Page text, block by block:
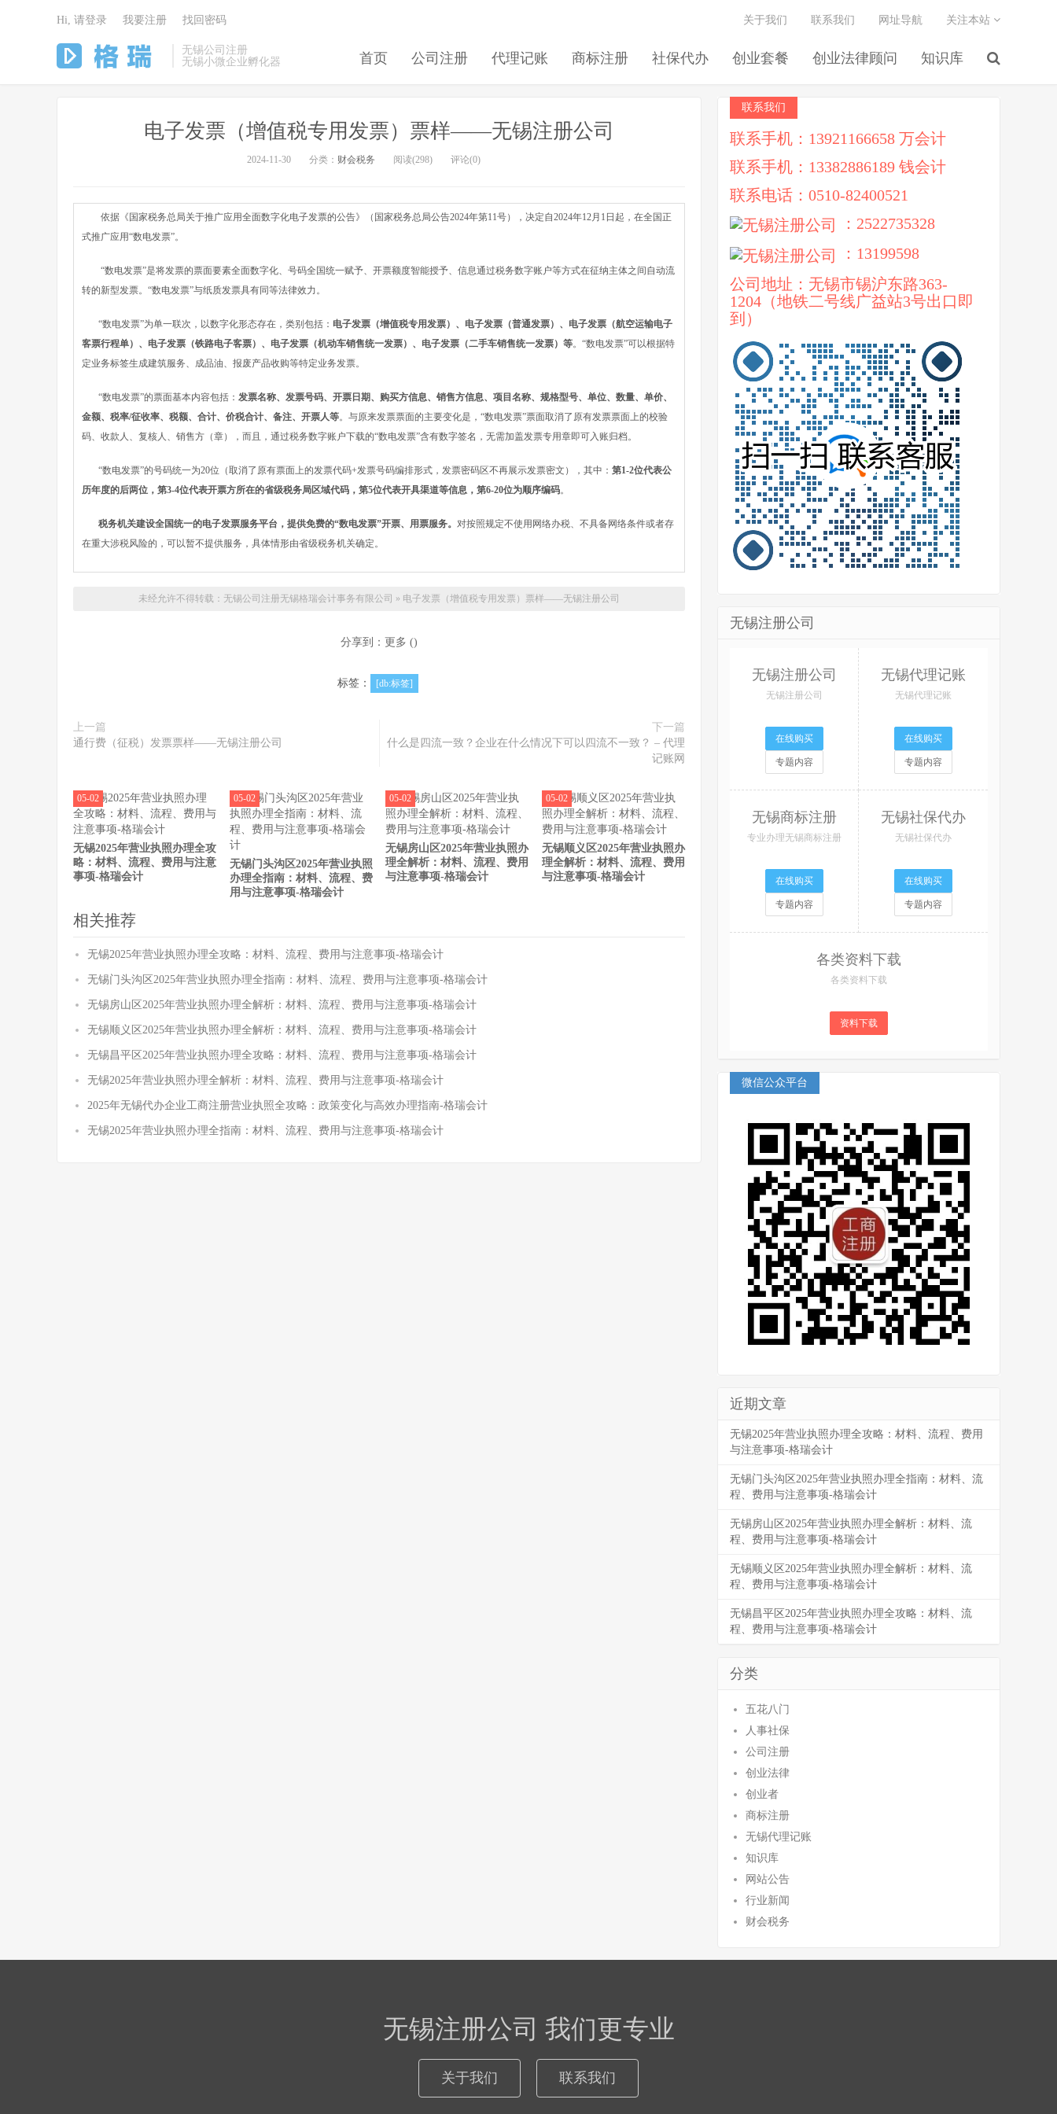
无锡公司注册
无锡小微企业孵化器
首页 公司注册 代理记账 商标注册 社保代办 创业套餐 创业法律顾问 知识库
关于我们 联系我们 网址导航 关注本站
Hi, 请登录 我要注册 找回密码
电子发票（增值税专用发票）票样——无锡注册公司
2024-11-30 分类： 财会税务 阅读(298) 评论(0)
依据《国家税务总局关于推广应用全面数字化电子发票的公告》（国家税务总局公告2024年第11号），决定自2024年12月1日起，在全国正
式推广应用“数电发票”。
“数电发票”是将发票的票面要素全面数字化、号码全国统一赋予、开票额度智能授予、信息通过税务数字账户等方式在征纳主体之间自动流
转的新型发票。“数电发票”与纸质发票具有同等法律效力。
“数电发票”为单一联次，以数字化形态存在，类别包括： 电子发票（增值税专用发票）、电子发票（普通发票）、电子发票（航空运输电子
客票行程单）、电子发票（铁路电子客票）、电子发票（机动车销售统一发票）、电子发票（二手车销售统一发票）等。“数电发票”可以根据特
定业务标签生成建筑服务、成品油、报废产品收购等特定业务发票。
“数电发票”的票面基本内容包括： 发票名称、发票号码、开票日期、购买方信息、销售方信息、项目名称、规格型号、单位、数量、单价、
金额、税率/征收率、税额、合计、价税合计、备注、开票人等。与原来发票票面的主要变化是，“数电发票”票面取消了原有发票票面上的校验
码、收款人、复核人、销售方（章），而且，通过税务数字账户下载的“数电发票”含有数字签名，无需加盖发票专用章即可入账归档。
“数电发票”的号码统一为20位（取消了原有票面上的发票代码+发票号码编排形式，发票密码区不再展示发票密文），其中： 第1-2位代表公
历年度的后两位，第3-4位代表开票方所在的省级税务局区域代码，第5位代表开具渠道等信息，第6-20位为顺序编码。
税务机关建设全国统一的电子发票服务平台，提供免费的“数电发票”开票、用票服务。 对按照规定不使用网络办税、不具备网络条件或者存
在重大涉税风险的，可以暂不提供服务，具体情形由省级税务机关确定。
未经允许不得转载：无锡公司注册无锡格瑞会计事务有限公司 » 电子发票（增值税专用发票）票样——无锡注册公司
分享到： 更多 ()
标签： [db:标签]
上一篇
通行费（征税）发票票样——无锡注册公司
下一篇
什么是四流一致？企业在什么情况下可以四流不一致？ – 代理
记账网
无锡2025年营业执照办理全攻
略：材料、流程、费用与注意
事项-格瑞会计
05-02
无锡门头沟区2025年营业执照
办理全指南：材料、流程、费
用与注意事项-格瑞会计
05-02
无锡房山区2025年营业执照办
理全解析：材料、流程、费用
与注意事项-格瑞会计
05-02
无锡顺义区2025年营业执照办
理全解析：材料、流程、费用
与注意事项-格瑞会计
05-02
相关推荐
无锡2025年营业执照办理全攻略：材料、流程、费用与注意事项-格瑞会计
无锡门头沟区2025年营业执照办理全指南：材料、流程、费用与注意事项-格瑞会计
无锡房山区2025年营业执照办理全解析：材料、流程、费用与注意事项-格瑞会计
无锡顺义区2025年营业执照办理全解析：材料、流程、费用与注意事项-格瑞会计
无锡昌平区2025年营业执照办理全攻略：材料、流程、费用与注意事项-格瑞会计
无锡2025年营业执照办理全解析：材料、流程、费用与注意事项-格瑞会计
2025年无锡代办企业工商注册营业执照全攻略：政策变化与高效办理指南-格瑞会计
无锡2025年营业执照办理全指南：材料、流程、费用与注意事项-格瑞会计
联系我们
联系手机：13921166658 万会计
联系手机：13382886189 钱会计
联系电话：0510-82400521
：2522735328
：13199598
公司地址：无锡市锡沪东路363-
1204（地铁二号线广益站3号出口即
到）
无锡注册公司
无锡注册公司
无锡注册公司
在线购买
专题内容
无锡代理记账
无锡代理记账
在线购买
专题内容
无锡商标注册
专业办理无锡商标注册
在线购买
专题内容
无锡社保代办
无锡社保代办
在线购买
专题内容
各类资料下载
各类资料下载
资料下载
微信公众平台
近期文章
无锡2025年营业执照办理全攻略：材料、流程、费用
与注意事项-格瑞会计
无锡门头沟区2025年营业执照办理全指南：材料、流
程、费用与注意事项-格瑞会计
无锡房山区2025年营业执照办理全解析：材料、流
程、费用与注意事项-格瑞会计
无锡顺义区2025年营业执照办理全解析：材料、流
程、费用与注意事项-格瑞会计
无锡昌平区2025年营业执照办理全攻略：材料、流
程、费用与注意事项-格瑞会计
分类
五花八门
人事社保
公司注册
创业法律
创业者
商标注册
无锡代理记账
知识库
网站公告
行业新闻
财会税务
无锡注册公司 我们更专业
关于我们 联系我们